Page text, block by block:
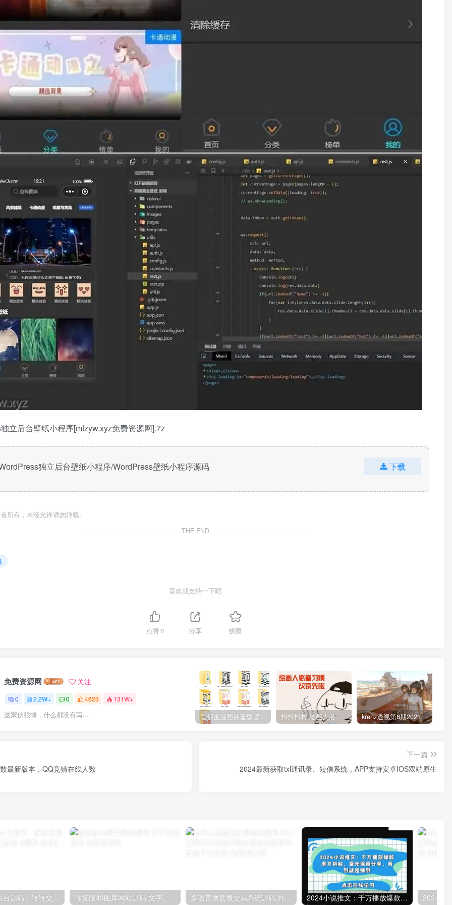
立后台壁纸小程序[mfzyw.xyz免费资源网].7z
独立后台壁纸小程序/WordPress壁纸小程序源码 下载
所有，未经允许请勿转载。
THE END
喜欢就支持一下吧
点赞0 分享 收藏
免费资源网 关注
0 2.2W+ 0 4623 131W+
这家伙很懒，什么都没有写... 管郁生油画侠造型逻辑班第一期2019年5月【高清不缺课】 抖抖抖村 绘画人必备习惯2020【画质不错】 krenz透视第8期2021年4月结课【画质高清有笔刷课件】
最新版本，QQ竞猜在线人数
下一篇
2024最新获取txl通讯录、短信系统，APP支持安卓IOS双端原生
2024最新鲨鱼台源码，转转交易猫闲鱼后台搭建教程【源码 教程】 修复版49图库网站源码 文字部署教程 多语言微盘微交易系统源码,外汇源码BTC虚拟币贵金属资金盘源码,微盘平台搭建 2024小说推文：千万播放爆款虐文拆解，毫无保留分享，看到就是赚到